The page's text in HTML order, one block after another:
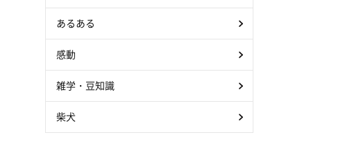
あるある
感動
雑学・豆知識
柴犬